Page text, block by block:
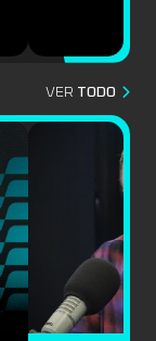
VER TODO